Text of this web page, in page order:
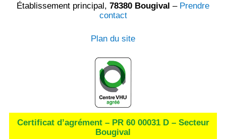
Établissement principal, 78380 Bougival – Prendre
contact
Plan du site
Certificat d’agrément – PR 60 00031 D – Secteur
Bougival